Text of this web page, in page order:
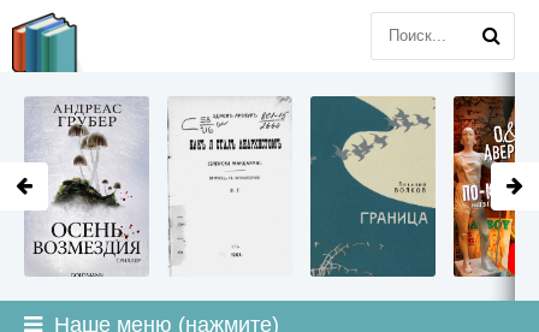
Наше меню (нажмите)
LITMIR.ORG